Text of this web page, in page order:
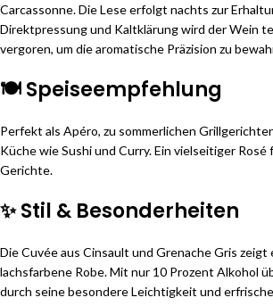
Carcassonne. Die Lese erfolgt nachts zur
Direktpressung und Kaltklärung wird der Wein
vergoren, um die aromatische Präzision zu
🍽️ Speiseempfehlung
Perfekt als Apéro, zu sommerlichen
Küche wie Sushi und Curry. Ein vielseitiger
Gerichte.
✨ Stil & Besonderheiten
Die Cuvée aus Cinsault und Grenache Gris zeigt
lachsfarbene Robe. Mit nur 10 Prozent Alkohol
durch seine besondere Leichtigkeit und